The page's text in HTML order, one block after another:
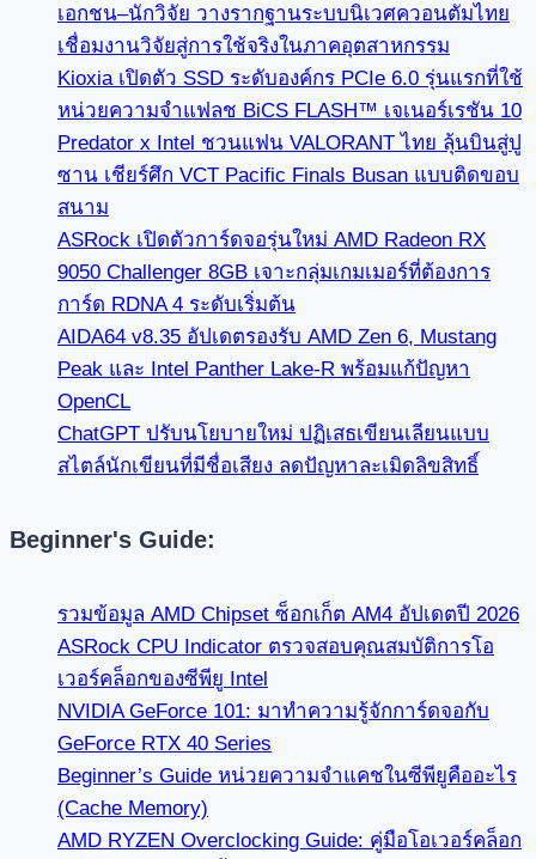
เอกชน–นักวิจัย วางรากฐานระบบนิเวศควอนตัมไทย
เชื่อมงานวิจัยสู่การใช้จริงในภาคอุตสาหกรรม
Kioxia เปิดตัว SSD ระดับองค์กร PCIe 6.0 รุ่นแรกที่ใช้
หน่วยความจำแฟลช BiCS FLASH™ เจเนอร์เรชัน 10
Predator x Intel ชวนแฟน VALORANT ไทย ลุ้นบินสู่ปู
ซาน เชียร์ศึก VCT Pacific Finals Busan แบบติดขอบ
สนาม
ASRock เปิดตัวการ์ดจอรุ่นใหม่ AMD Radeon RX
9050 Challenger 8GB เจาะกลุ่มเกมเมอร์ที่ต้องการ
การ์ด RDNA 4 ระดับเริ่มต้น
AIDA64 v8.35 อัปเดตรองรับ AMD Zen 6, Mustang
Peak และ Intel Panther Lake-R พร้อมแก้ปัญหา
OpenCL
ChatGPT ปรับนโยบายใหม่ ปฏิเสธเขียนเลียนแบบ
สไตล์นักเขียนที่มีชื่อเสียง ลดปัญหาละเมิดลิขสิทธิ์
Beginner's Guide:
รวมข้อมูล AMD Chipset ซ็อกเก็ต AM4 อัปเดตปี 2026
ASRock CPU Indicator ตรวจสอบคุณสมบัติการโอ
เวอร์คล็อกของซีพียู Intel
NVIDIA GeForce 101: มาทำความรู้จักการ์ดจอกับ
GeForce RTX 40 Series
Beginner’s Guide หน่วยความจำแคชในซีพียูคืออะไร
(Cache Memory)
AMD RYZEN Overclocking Guide: คู่มือโอเวอร์คล็อก